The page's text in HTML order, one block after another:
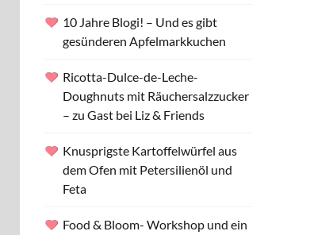
10 Jahre Blogi! – Und es gibt
gesünderen Apfelmarkkuchen
Ricotta-Dulce-de-Leche-
Doughnuts mit Räuchersalzzucker
– zu Gast bei Liz & Friends
Knusprigste Kartoffelwürfel aus
dem Ofen mit Petersilienöl und
Feta
Food & Bloom- Workshop und ein